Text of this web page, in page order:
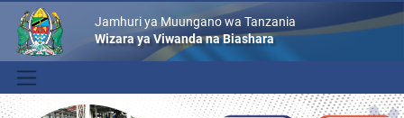
Jamhuri ya Muungano wa Tanzania
Wizara ya Viwanda na Biashara